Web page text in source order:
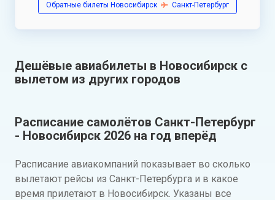
Обратные билеты Новосибирск Санкт-Петербург
Дешёвые авиабилеты в Новосибирск с
вылетом из других городов
Расписание самолётов Санкт-Петербург
- Новосибирск 2026 на год вперёд
Расписание авиакомпаний показывает во сколько
вылетают рейсы из Санкт-Петербурга и в какое
время прилетают в Новосибирск. Указаны все